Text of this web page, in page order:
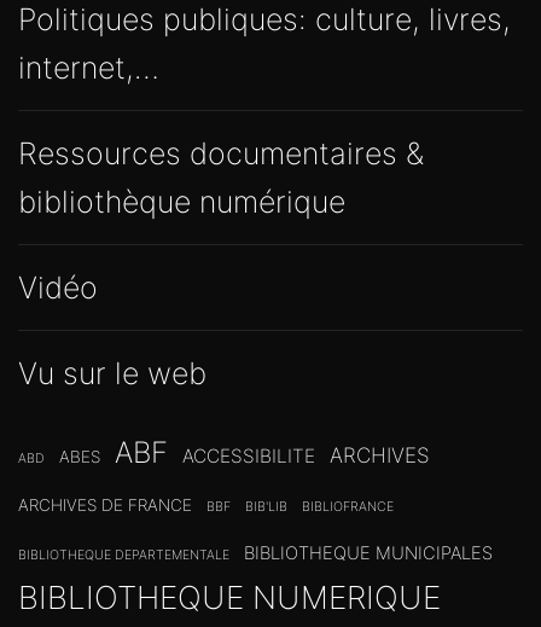
Politiques publiques: culture, livres,
internet,…
Ressources documentaires &
bibliothèque numérique
Vidéo
Vu sur le web
ABD ABES ABF ACCESSIBILITE ARCHIVES
ARCHIVES DE FRANCE BBF BIB'LIB BIBLIOFRANCE
BIBLIOTHEQUE DEPARTEMENTALE BIBLIOTHEQUE MUNICIPALES
BIBLIOTHEQUE NUMERIQUE